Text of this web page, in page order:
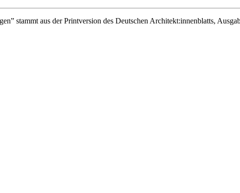
stammt aus der Printversion des Deutschen Architekt:innenblatts,